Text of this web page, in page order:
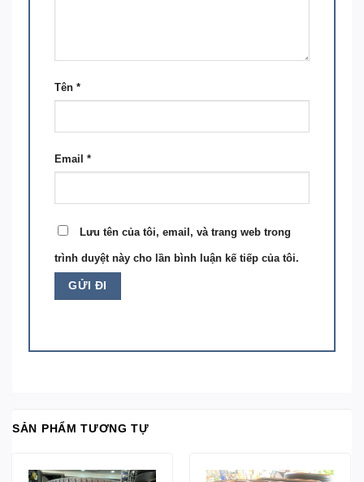
Tên *
Email *
Lưu tên của tôi, email, và trang web trong
trình duyệt này cho lần bình luận kế tiếp của tôi.
SẢN PHẨM TƯƠNG TỰ